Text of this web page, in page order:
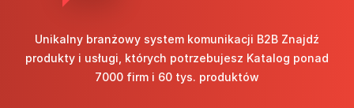
Unikalny branżowy system komunikacji B2B Znajdź
produkty i usługi, których potrzebujesz Katalog ponad
7000 firm i 60 tys. produktów